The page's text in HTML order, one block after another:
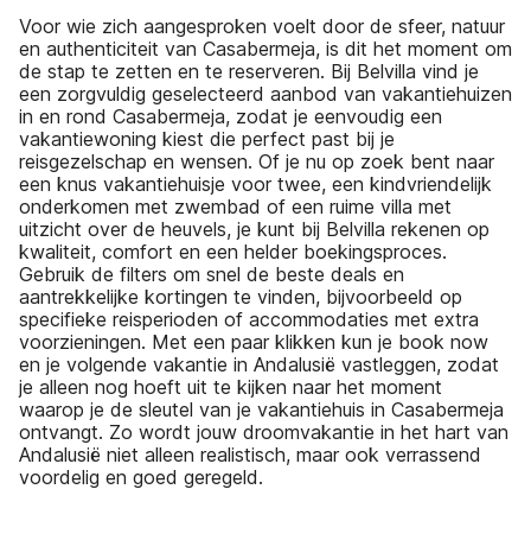
Voor wie zich aangesproken voelt door de sfeer, natuur
en authenticiteit van Casabermeja, is dit het moment om
de stap te zetten en te reserveren. Bij Belvilla vind je
een zorgvuldig geselecteerd aanbod van vakantiehuizen
in en rond Casabermeja, zodat je eenvoudig een
vakantiewoning kiest die perfect past bij je
reisgezelschap en wensen. Of je nu op zoek bent naar
een knus vakantiehuisje voor twee, een kindvriendelijk
onderkomen met zwembad of een ruime villa met
uitzicht over de heuvels, je kunt bij Belvilla rekenen op
kwaliteit, comfort en een helder boekingsproces.
Gebruik de filters om snel de beste deals en
aantrekkelijke kortingen te vinden, bijvoorbeeld op
specifieke reisperioden of accommodaties met extra
voorzieningen. Met een paar klikken kun je book now
en je volgende vakantie in Andalusië vastleggen, zodat
je alleen nog hoeft uit te kijken naar het moment
waarop je de sleutel van je vakantiehuis in Casabermeja
ontvangt. Zo wordt jouw droomvakantie in het hart van
Andalusië niet alleen realistisch, maar ook verrassend
voordelig en goed geregeld.